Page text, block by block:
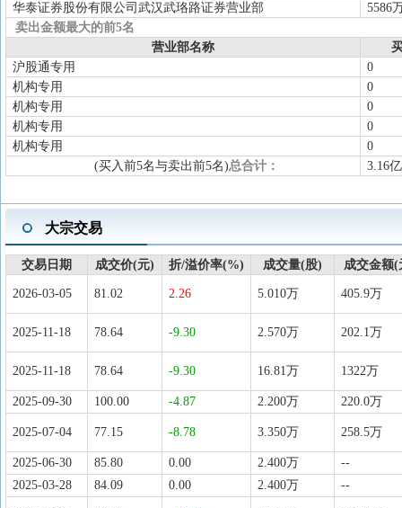
华泰证券股份有限公司武汉武珞路证券营业部
5586
卖出金额最大的前5名
营业部名称
沪股通专用
0
机构专用
0
机构专用
0
机构专用
0
机构专用
0
(买入前5名与卖出前5名)总合计： 3.16亿
大宗交易
交易日期 成交价(元) 折/溢价率(%) 成交量(股) 成交金额(
2026-03-05 81.02 2.26 5.010万 405.9万
2025-11-18 78.64 -9.30 2.570万 202.1万
2025-11-18 78.64 -9.30 16.81万 1322万
2025-09-30 100.00 -4.87 2.200万 220.0万
2025-07-04 77.15 -8.78 3.350万 258.5万
2025-06-30 85.80 0.00 2.400万
--
2025-03-28
84.09 0.00 2.400万 --